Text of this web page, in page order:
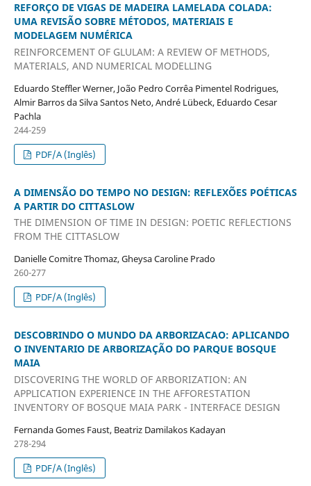
REFORÇO DE VIGAS DE MADEIRA LAMELADA COLADA:
UMA REVISÃO SOBRE MÉTODOS, MATERIAIS E
MODELAGEM NUMÉRICA
REINFORCEMENT OF GLULAM: A REVIEW OF METHODS,
MATERIALS, AND NUMERICAL MODELLING
Eduardo Steffler Werner, João Pedro Corrêa Pimentel Rodrigues,
Almir Barros da Silva Santos Neto, André Lübeck, Eduardo Cesar
Pachla
244-259
PDF/A (Inglês)
A DIMENSÃO DO TEMPO NO DESIGN: REFLEXÕES POÉTICAS
A PARTIR DO CITTASLOW
THE DIMENSION OF TIME IN DESIGN: POETIC REFLECTIONS
FROM THE CITTASLOW
Danielle Comitre Thomaz, Gheysa Caroline Prado
260-277
PDF/A (Inglês)
DESCOBRINDO O MUNDO DA ARBORIZACAO: APLICANDO
O INVENTARIO DE ARBORIZAÇÃO DO PARQUE BOSQUE
MAIA
DISCOVERING THE WORLD OF ARBORIZATION: AN
APPLICATION EXPERIENCE IN THE AFFORESTATION
INVENTORY OF BOSQUE MAIA PARK - INTERFACE DESIGN
Fernanda Gomes Faust, Beatriz Damilakos Kadayan
278-294
PDF/A (Inglês)